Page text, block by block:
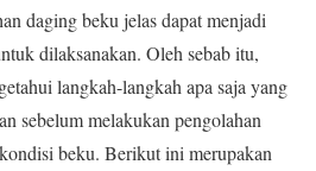
daging beku jelas dapat menjadi
dilaksanakan. Oleh sebab itu,
langkah-langkah apa saja yang
sebelum melakukan pengolahan
beku. Berikut ini merupakan